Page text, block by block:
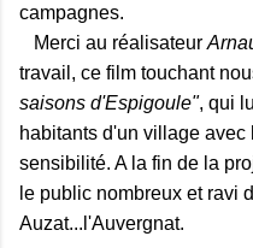
campagnes.
Merci au réalisateur
travail, ce film touchant
saisons d'Espigoule", qui
habitants d'un village
sensibilité. A la fin de la
le public nombreux et ravi
Auzat...l'Auvergnat.